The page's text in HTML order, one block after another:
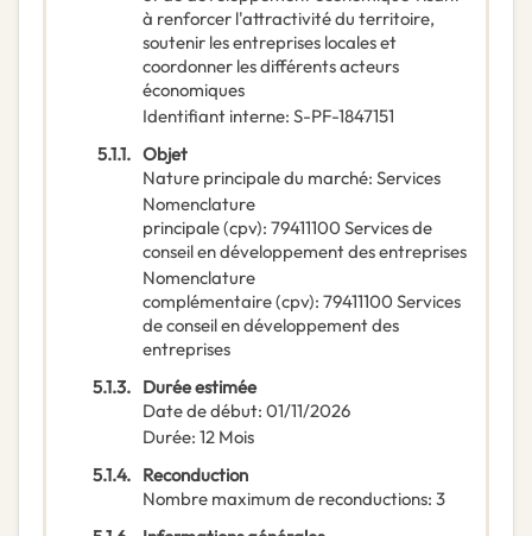
à renforcer l'attractivité du territoire,
soutenir les entreprises locales et
coordonner les différents acteurs
économiques
Identifiant interne: S-PF-1847151
5.1.1. Objet
Nature principale du marché: Services
Nomenclature
principale(cpv): 79411100 Services de
conseil en développement des entreprises
Nomenclature
complémentaire(cpv): 79411100 Services
de conseil en développement des
entreprises
5.1.3. Durée estimée
Date de début: 01/11/2026
Durée: 12 Mois
5.1.4. Reconduction
Nombre maximum de reconductions: 3